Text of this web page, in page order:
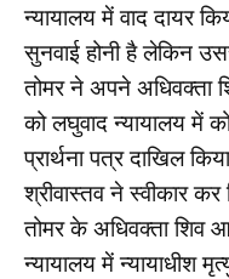
न्यायालय में वाद दायर
सुनवाई होनी है लेकिन
तोमर ने अपने अधिवक्ता
को लघुवाद न्यायालय में
प्रार्थना पत्र दाखिल
श्रीवास्तव ने स्वीकार
तोमर के अधिवक्ता शिव
न्यायालय में न्यायाधीश